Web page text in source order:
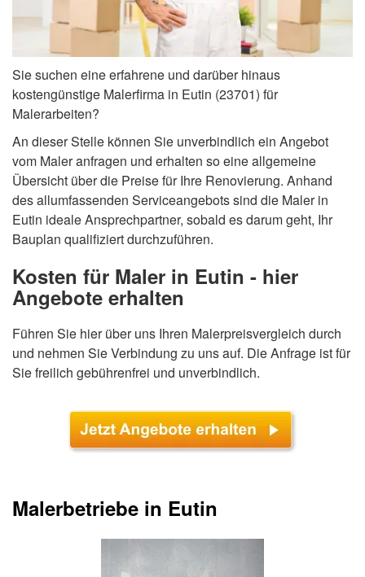
Sie suchen eine erfahrene und darüber hinaus
kostengünstige Malerfirma in Eutin (23701) für
Malerarbeiten?
An dieser Stelle können Sie unverbindlich ein Angebot
vom Maler anfragen und erhalten so eine allgemeine
Übersicht über die Preise für Ihre Renovierung. Anhand
des allumfassenden Serviceangebots sind die Maler in
Eutin ideale Ansprechpartner, sobald es darum geht, Ihr
Bauplan qualifiziert durchzuführen.
Kosten für Maler in Eutin - hier
Angebote erhalten
Führen Sie hier über uns Ihren Malerpreisvergleich durch
und nehmen Sie Verbindung zu uns auf. Die Anfrage ist für
Sie freilich gebührenfrei und unverbindlich.
Malerbetriebe in Eutin